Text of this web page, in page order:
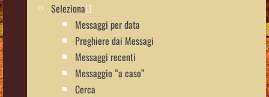
Seleziona
Messaggi per data
Preghiere dai Messagi
Messaggi recenti
Messaggio “a caso”
Cerca